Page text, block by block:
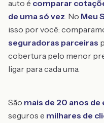
auto é comparar
de uma só vez. No Meu
isso por você:
seguradoras parceiras
cobertura pelo menor
ligar para cada uma.
São mais de 20 anos de
seguros e milhares de